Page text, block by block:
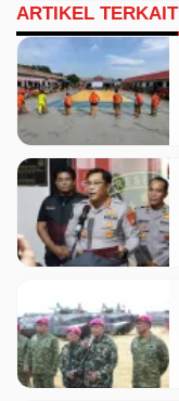
ARTIKEL TERKAIT